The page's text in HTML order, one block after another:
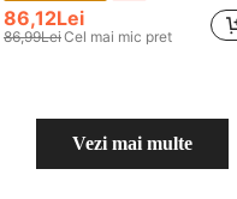
86,12Lei
86,99LeiCel mai mic pret
Vezi mai multe